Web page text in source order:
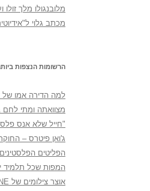
מלובנגולו מלך זולו
מכתב גלוי
הרשומות הנצפות
למה הדירה אמו של
מצוואתה ומתי
"חייל שלא אנס
ג'ואן פיטרס –
הפליטים הפלסטינים
המפות שכל תלמיד
אוצר צילומים של PALESTINE הריקה